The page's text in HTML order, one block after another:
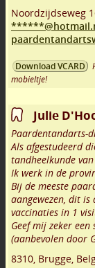
Noordzijdseweg
Download VCARD
mobieltje!
Julie
Paardentandarts-
Als afgestudeerd
tandheelkunde
Ik werk in de
Bij de meeste
aangewezen, dit
vaccinaties in 1
Geef mij zeker een
(aanbevolen door
8310 Brugge